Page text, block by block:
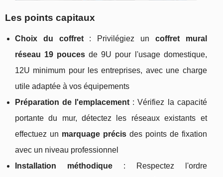
Les points capitaux
Choix du coffret: Privilégiez un coffret mural
réseau 19 pouces de 9U pour l'usage domestique,
12U minimum pour les entreprises, avec une charge
utile adaptée à vos équipements
Préparation de l'emplacement : Vérifiez la capacité
portante du mur, détectez les réseaux existants et
effectuez un marquage précisdes points de fixation
avec un niveau professionnel
Installation méthodique: Respectez l'ordre